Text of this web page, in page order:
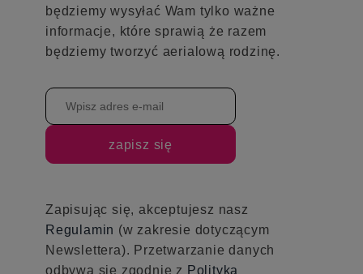
będziemy wysyłać Wam tylko ważne
informacje, które sprawią że razem
będziemy tworzyć aerialową rodzinę.
zapisz się
Zapisując się, akceptujesz nasz
Regulamin (w zakresie dotyczącym
Newslettera). Przetwarzanie danych
odbywa się zgodnie z Polityką